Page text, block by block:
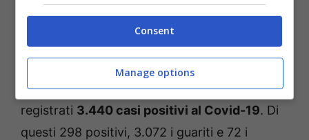
Covid a San Marino
Da inizio pandemia, a San Marino si sono
registrati 3.440 casi positivi al Covid-19. Di
questi 298 positivi, 3.072 i guariti e 72 i
Consent
Manage options